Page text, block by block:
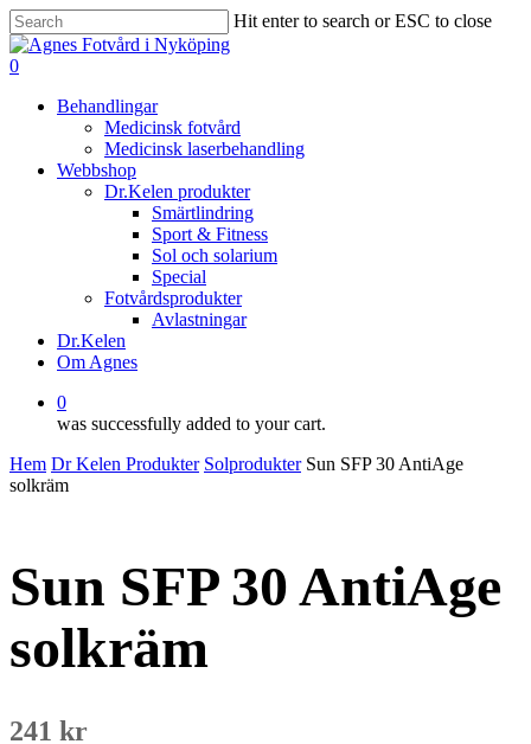
Skip
to
main
Hit enter to search or ESC to close
Close
Search
0
Behandlingar
Medicinsk fotvård
Medicinsk laserbehandling
Webbshop
Dr.Kelen produkter
Smärtlindring
Sport & Fitness
Sol och solarium
Special
Fotvårdsprodukter
Avlastningar
Dr.Kelen
Om Agnes
0
was successfully added to your cart.
Hem Dr Kelen Produkter Solprodukter Sun SFP 30 AntiAge
solkräm
Sun SFP 30 AntiAge
solkräm
241 kr